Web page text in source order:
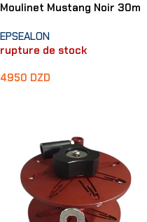
Moulinet Mustang Noir 30m
EPSEALON
rupture de stock
4950 DZD